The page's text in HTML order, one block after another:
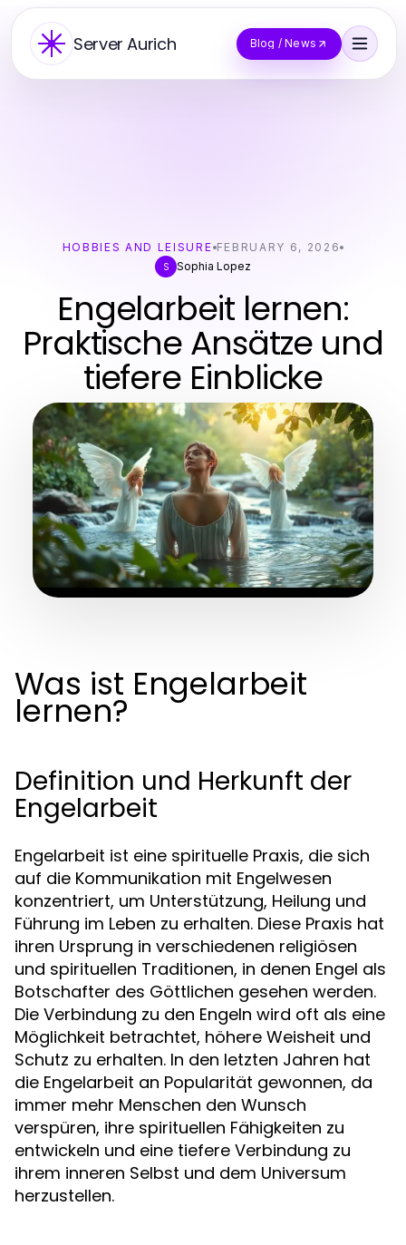
Server Aurich Blog / News
HOBBIES AND LEISURE FEBRUARY 6, 2026
S Sophia Lopez
Engelarbeit lernen:
Praktische Ansätze und
tiefere Einblicke
Was ist Engelarbeit
lernen?
Definition und Herkunft der
Engelarbeit
Engelarbeit ist eine spirituelle Praxis, die sich
auf die Kommunikation mit Engelwesen
konzentriert, um Unterstützung, Heilung und
Führung im Leben zu erhalten. Diese Praxis hat
ihren Ursprung in verschiedenen religiösen
und spirituellen Traditionen, in denen Engel als
Botschafter des Göttlichen gesehen werden.
Die Verbindung zu den Engeln wird oft als eine
Möglichkeit betrachtet, höhere Weisheit und
Schutz zu erhalten. In den letzten Jahren hat
die Engelarbeit an Popularität gewonnen, da
immer mehr Menschen den Wunsch
verspüren, ihre spirituellen Fähigkeiten zu
entwickeln und eine tiefere Verbindung zu
ihrem inneren Selbst und dem Universum
herzustellen.